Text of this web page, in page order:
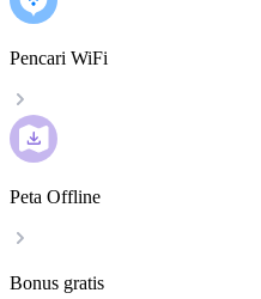
Pencari WiFi
Peta Offline
Bonus gratis